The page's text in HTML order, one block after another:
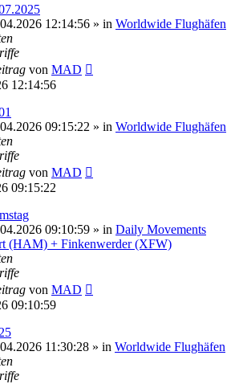
12:14:56 » in Worldwide Flughäfen
von MAD
12:14:56
09:15:22 » in Worldwide Flughäfen
von MAD
09:15:22
09:10:59 » in Daily Movements
(HAM) + Finkenwerder (XFW)
von MAD
09:10:59
11:30:28 » in Worldwide Flughäfen